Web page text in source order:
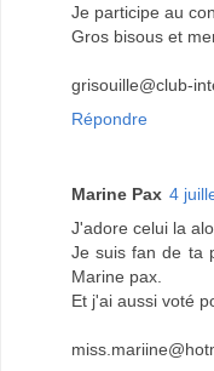
Je participe au
Gros bisous et
grisouille@club-
Répondre
Marine Pax 4
J'adore celui la
Je suis fan de ta
Marine pax.
Et j'ai aussi voté